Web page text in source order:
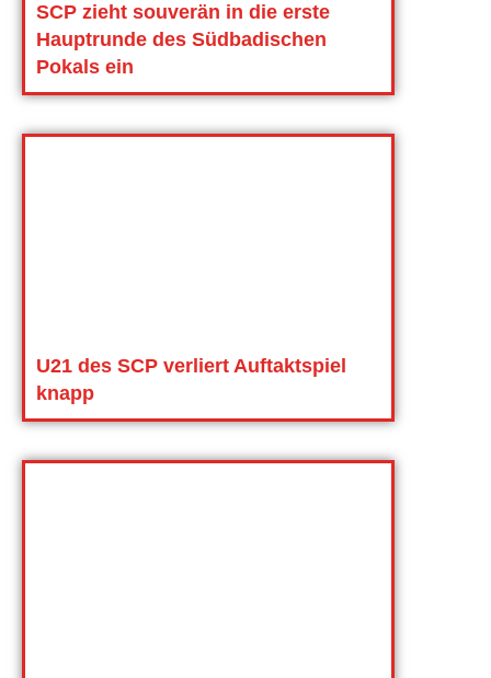
SCP zieht souverän in die erste
Hauptrunde des Südbadischen
Pokals ein
U21 des SCP verliert Auftaktspiel
knapp